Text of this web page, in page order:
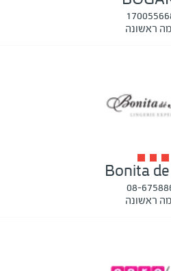
ראשונה
Bonita
08-
ראשונה